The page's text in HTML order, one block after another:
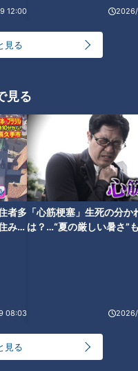
12:00
見る
見る
者多
みた
08:03
「心筋梗塞」生死の分か
は？…“夏の厳しい暑さ”
見る
すめ
考で重視するところ
国一周】軽トラ女子三田が
国一周】軽トラ女子三田が